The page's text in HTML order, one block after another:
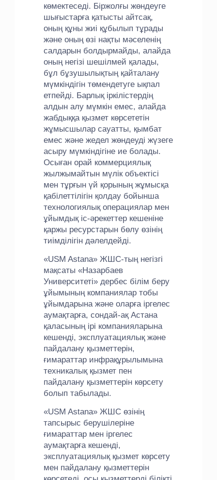
көмектеседі. Біржолғы жөндеуге
шығыстарға қатысты айтсақ,
оның құны жиі құбылып тұрады
және оның өзі нақты мәселенің
салдарын болдырмайды, алайда
оның негізі шешілмей қалады,
бұл бұзушылықтың қайталану
мүмкіндігін төмендетуге ықпал
етпейді. Барлық іркілістердің
алдын алу мүмкін емес, алайда
жабдыққа қызмет көрсететін
жұмысшылар сауатты, қымбат
емес және жедел жөндеуді жүзеге
асыру мүмкіндігіне ие болады.
Осыған орай коммерциялық
жылжымайтын мүлік объектісі
мен тұрғын үй қорының жұмысқа
қабілеттілігін қолдау бойынша
технологиялық операциялар мен
ұйымдық іс-әрекеттер кешеніне
қаржы ресурстарын бөлу өзінің
тиімділігін дәлелдейді.
«USM Astana» ЖШС-тың негізгі
мақсаты «Назарбаев
Университеті» дербес білім беру
ұйымының компаниялар тобы
ұйымдарына және оларға іргелес
аумақтарға, сондай-ақ Астана
қаласының ірі компанияларына
кешенді, эксплуатациялық және
пайдалану қызметтерін,
ғимараттар инфрақұрылымына
техникалық қызмет пен
пайдалану қызметтерін көрсету
болып табылады.
«USM Astana» ЖШС өзінің
тапсырыс берушілеріне
ғимараттар мен іргелес
аумақтарға кешенді,
эксплуатациялық қызмет көрсету
мен пайдалану қызметтерін